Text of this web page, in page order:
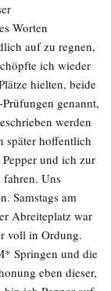
Worten
auf zu regnen,
ich wieder
hielten, beide
genannt,
werden
später hoffentlich
und ich zur
fahren. Uns
Samstags am
Abreiteplatz war
voll in Ordung.
Springen und die
eben dieser,